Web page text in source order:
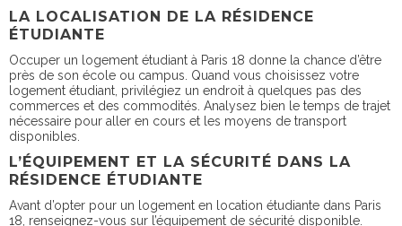
LA LOCALISATION DE LA RÉSIDENCE
ÉTUDIANTE
Occuper un logement étudiant à Paris 18 donne la chance d’être
près de son école ou campus. Quand vous choisissez votre
logement étudiant, privilégiez un endroit à quelques pas des
commerces et des commodités. Analysez bien le temps de trajet
nécessaire pour aller en cours et les moyens de transport
disponibles.
L’ÉQUIPEMENT ET LA SÉCURITÉ DANS LA
RÉSIDENCE ÉTUDIANTE
Avant d’opter pour un logement en location étudiante dans Paris
18, renseignez-vous sur l’équipement de sécurité disponible.